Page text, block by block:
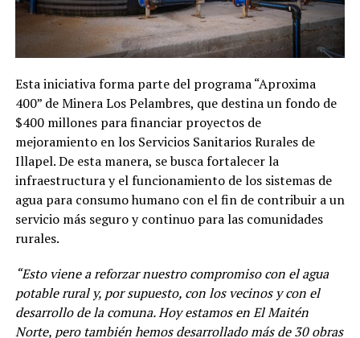
Esta iniciativa forma parte del programa “Aproxima
400” de Minera Los Pelambres, que destina un fondo de
$400 millones para financiar proyectos de
mejoramiento en los Servicios Sanitarios Rurales de
Illapel. De esta manera, se busca fortalecer la
infraestructura y el funcionamiento de los sistemas de
agua para consumo humano con el fin de contribuir a un
servicio más seguro y continuo para las comunidades
rurales.
“Esto viene a reforzar nuestro compromiso con el agua
potable rural y, por supuesto, con los vecinos y con el
desarrollo de la comuna. Hoy estamos en El Maitén
Norte, pero también hemos desarrollado más de 30 obras